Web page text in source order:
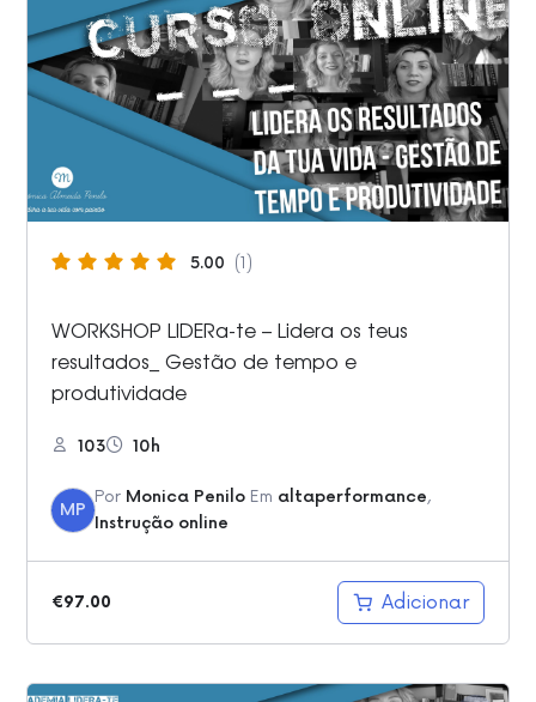
5.00 (1)
WORKSHOP LIDERa-te – Lidera os teus
resultados_ Gestão de tempo e
produtividade
103 10h
MP
Por Monica Penilo Em altaperformance,
Instrução online
€97.00 Adicionar